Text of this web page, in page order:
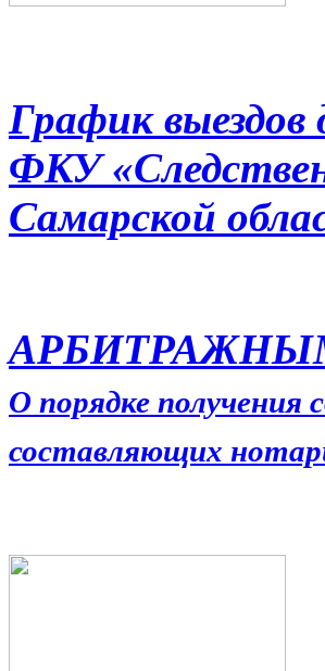
График
ФКУ
Самарской
О порядке получения
составляющих